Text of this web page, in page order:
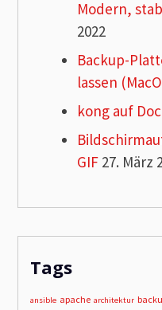
Modern,
2022
Backup-
lassen
kong auf
GIF 27. März
Tags
ansible apache architektur